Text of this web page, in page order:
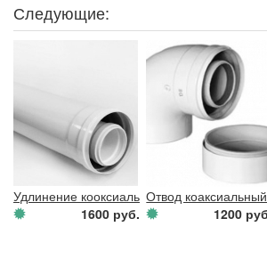
Следующие:
Удлинение кооксиальн.диам.60/
1600 руб.
Отвод
1200